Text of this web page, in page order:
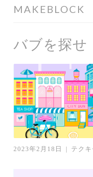
ス
プ
MAKEBLOCK
バブを探せ
2023年2月18日 | テク